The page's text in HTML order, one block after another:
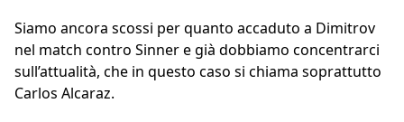
Siamo ancora scossi per quanto accaduto a Dimitrov
nel match contro Sinner e già dobbiamo concentrarci
sull’attualità, che in questo caso si chiama soprattutto
Carlos Alcaraz.